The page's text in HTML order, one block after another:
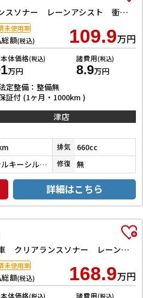
L 届出済未使用車 クリアランスソナー レーンアシスト 衝突被害軽減システム オートライト キーレスエントリー アイドリングストップ 電動格納ミラー シートヒーター CVT 盗難防止システム ABS
総額(税込) 109.9万円
体価格(税込)
万円
諸費用(税込)
8.9万円
定整備：整備無
証付 (1ヶ月・1000km )
未使用車
津店
排気 660cc
シルキーシルバーメタリック 修復 無
詳細はこちら
ハイブリッドX 届出済未使用車 クリアランスソナー レーンアシスト 衝突被害軽減システム オートライト LEDヘッドランプ スマートキー アイドリングストップ 電動格納ミラー シートヒーター 盗難防止システム
総額(税込) 168.9万円
体価格 諸費用
未使用車